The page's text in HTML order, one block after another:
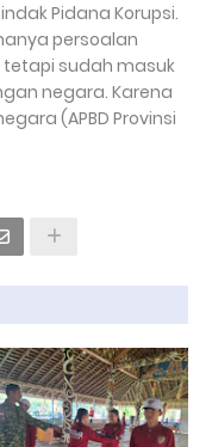
Pidana Korupsi.
persoalan
sudah masuk
negara. Karena
(APBD Provinsi